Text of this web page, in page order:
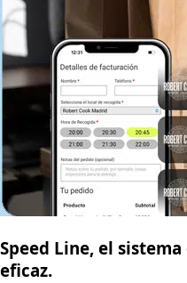
Speed Line, el
eficaz.